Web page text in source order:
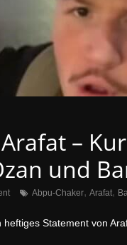
–
und
Abpu-Chaker, Arafat,
Statement von